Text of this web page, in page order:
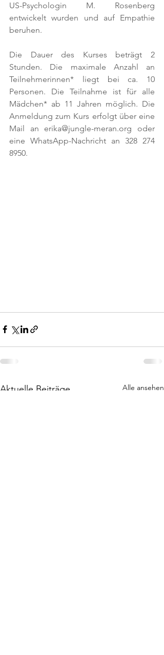
US-Psychologin M. Rosenberg
entwickelt wurden und auf Empathie
beruhen.
Die Dauer des Kurses beträgt 2
Stunden. Die maximale Anzahl an
Teilnehmerinnen* liegt bei ca. 10
Personen. Die Teilnahme ist für alle
Mädchen* ab 11 Jahren möglich. Die
Anmeldung zum Kurs erfolgt über eine
Mail an erika@jungle-meran.org oder
eine WhatsApp-Nachricht an 328 274
8950.
Aktuelle Beiträge Alle ansehen